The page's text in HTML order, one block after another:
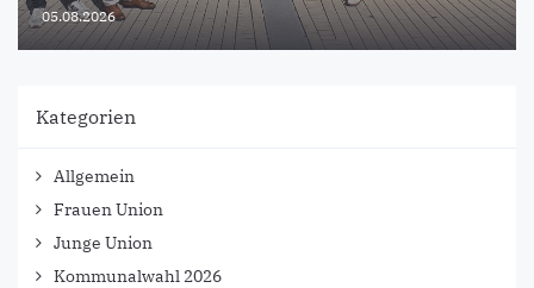
05.08.2026
Kategorien
Allgemein
Frauen Union
Junge Union
Kommunalwahl 2026